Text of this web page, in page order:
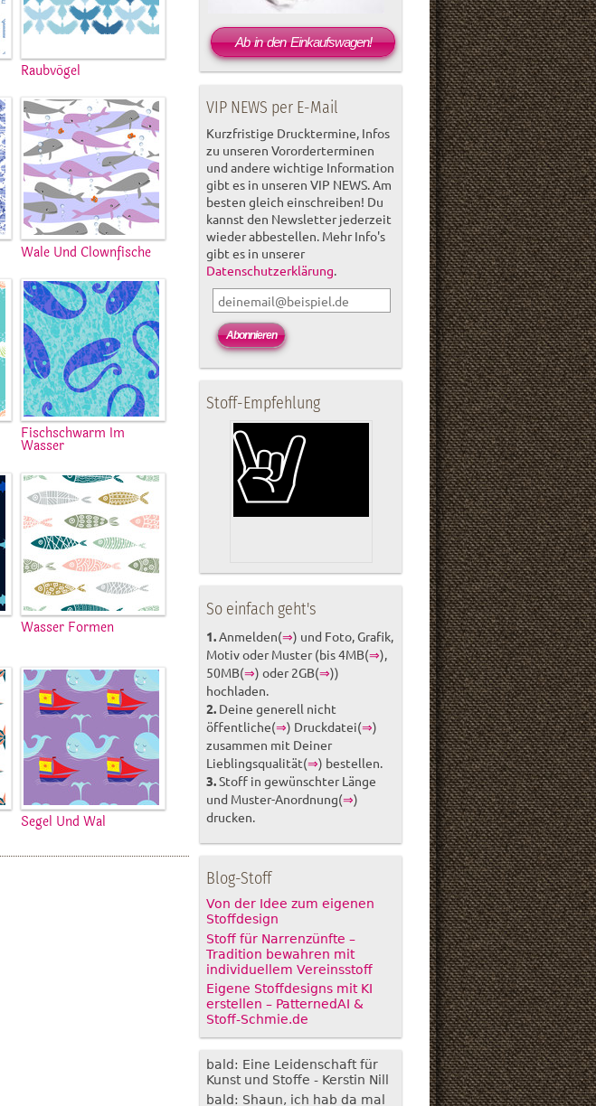
Raubvögel
Wale Und Clownfische
Fischschwarm Im
Wasser
Wasser Formen
Segel Und Wal
Ab in den Einkaufswagen!
VIP NEWS per E-Mail
Kurzfristige Drucktermine, Infos
zu unseren Vororderterminen
und andere wichtige Information
gibt es in unseren VIP NEWS. Am
besten gleich einschreiben! Du
kannst den Newsletter jederzeit
wieder abbestellen. Mehr Info's
gibt es in unserer
Datenschutzerklärung.
Stoff-Empfehlung
So einfach geht's
1.Anmelden(⇒) und Foto, Grafik,
Motiv oder Muster (bis 4MB(⇒),
50MB(⇒) oder 2GB(⇒))
hochladen.
2. Deine generell nicht
öffentliche(⇒) Druckdatei(⇒)
zusammen mit Deiner
Lieblingsqualität(⇒) bestellen.
3.Stoff in gewünschter Länge
und Muster-Anordnung(⇒)
drucken.
Blog-Stoff
Von der Idee zum eigenen
Stoffdesign
Stoff für Narrenzünfte –
Tradition bewahren mit
individuellem Vereinsstoff
Eigene Stoffdesigns mit KI
erstellen – PatternedAI &
Stoff-Schmie.de
bald: Eine Leidenschaft für
Kunst und Stoffe - Kerstin Nill
bald: Shaun, ich hab da mal